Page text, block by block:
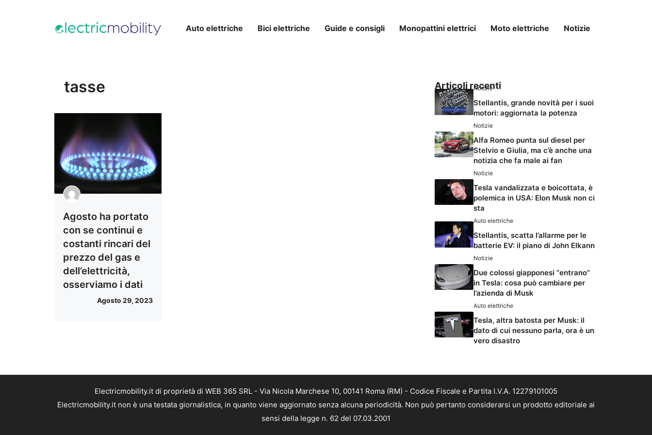
Auto elettriche Bici elettriche Guide e consigli Monopattini elettrici Moto elettriche Notizie
tasse
Agosto ha portato
con se continui e
costanti rincari del
prezzo del gas e
dell’elettricità,
osserviamo i dati
Agosto 29, 2023
Articoli recenti
Notizie
Stellantis, grande novità per i suoi
motori: aggiornata la potenza
Notizie
Alfa Romeo punta sul diesel per
Stelvio e Giulia, ma c’è anche una
notizia che fa male ai fan
Notizie
Tesla vandalizzata e boicottata, è
polemica in USA: Elon Musk non ci
sta
Auto elettriche
Stellantis, scatta l’allarme per le
batterie EV: il piano di John Elkann
Notizie
Due colossi giapponesi “entrano”
in Tesla: cosa può cambiare per
l’azienda di Musk
Auto elettriche
Tesla, altra batosta per Musk: il
dato di cui nessuno parla, ora è un
vero disastro
Electricmobility.it di proprietà di WEB 365 SRL - Via Nicola Marchese 10, 00141 Roma (RM) - Codice Fiscale e Partita I.V.A. 12279101005
Electricmobility.it non è una testata giornalistica, in quanto viene aggiornato senza alcuna periodicità. Non può pertanto considerarsi un prodotto editoriale ai
sensi della legge n. 62 del 07.03.2001